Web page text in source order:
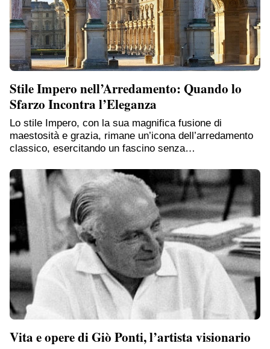
Stile Impero nell’Arredamento: Quando lo
Sfarzo Incontra l’Eleganza
Lo stile Impero, con la sua magnifica fusione di
maestosità e grazia, rimane un’icona dell’arredamento
classico, esercitando un fascino senza…
Vita e opere di Giò Ponti, l’artista visionario